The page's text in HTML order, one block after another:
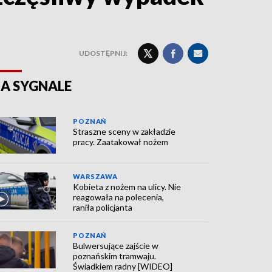
UDOSTĘPNIJ:
SYGNALE
POZNAŃ
Straszne sceny w zakładzie
pracy. Zaatakował nożem
WARSZAWA
Kobieta z nożem na ulicy. Nie
reagowała na polecenia,
raniła policjanta
POZNAŃ
Bulwersujące zajście w
poznańskim tramwaju.
Świadkiem radny [WIDEO]